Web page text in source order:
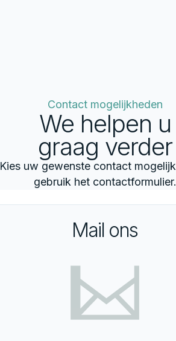
Contact mogelijkheden
We helpen u
graag verder
Kies uw gewenste contact
gebruik het contactformulier.
Mail ons